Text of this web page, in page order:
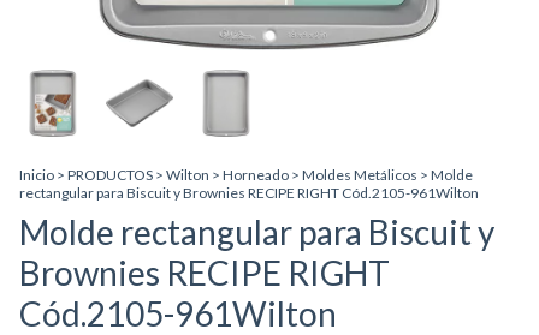
Inicio > PRODUCTOS > Wilton > Horneado > Moldes Metálicos > Molde
rectangular para Biscuit y Brownies RECIPE RIGHT Cód.2105-961Wilton
Molde rectangular para Biscuit y
Brownies RECIPE RIGHT
Cód.2105-961Wilton